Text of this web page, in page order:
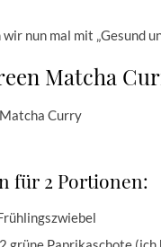
nun mal mit „Gesund
Matcha
für 2 Portionen: